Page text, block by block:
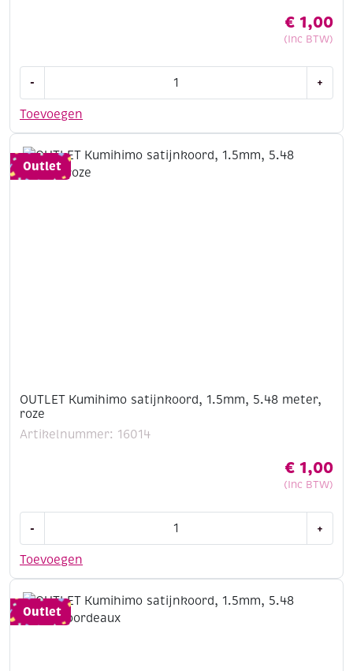
€ 1,00
(Inc BTW)
Toevoegen
-
satijnkoord,
5.48
meter,
mosgroen
+
Outlet
OUTLET Kumihimo satijnkoord, 1.5mm, 5.48 meter,
roze
Artikelnummer: 16014
€ 1,00
(Inc BTW)
Toevoegen
-
satijnkoord,
5.48
meter,
roze
+
Outlet